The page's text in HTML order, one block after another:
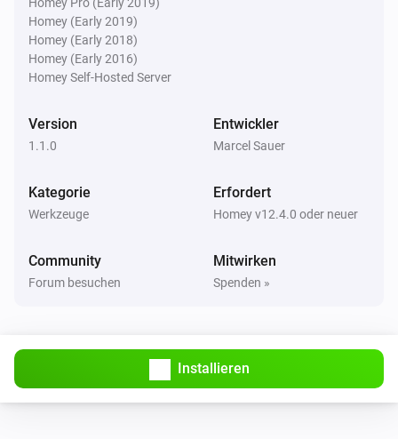
Homey (Early 2019)
Homey (Early 2018)
Homey (Early 2016)
Homey Self-Hosted Server
Version
1.1.0
Entwickler
Marcel Sauer
Kategorie
Werkzeuge
Erfordert
Homey v12.4.0 oder neuer
Community
Forum besuchen
Mitwirken
Spenden »
Installieren